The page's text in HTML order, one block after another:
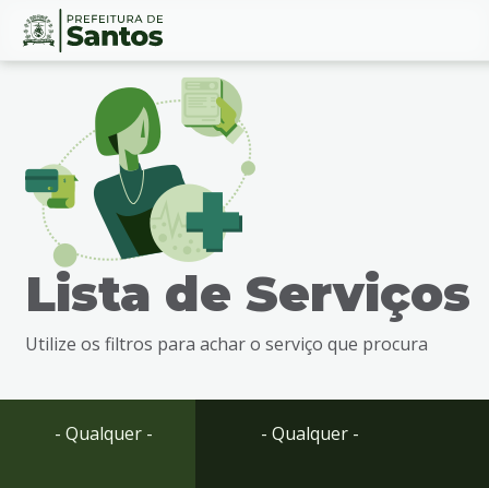
Ir
busca
Ir
Conteúdo
Lista de Serviços
Utilize os filtros para achar o serviço que procura
- Qualquer - - Qualquer -